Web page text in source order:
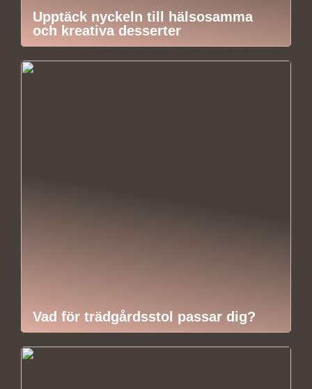
Upptäck nyckeln till hälsosamma
och kreativa desserter
Vad för trädgårdsstol passar dig?